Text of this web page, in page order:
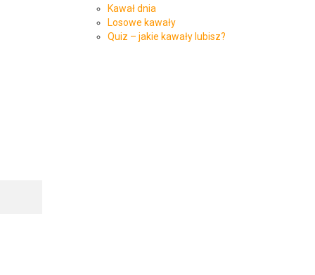
Kawał dnia
Losowe kawały
Quiz – jakie kawały lubisz?